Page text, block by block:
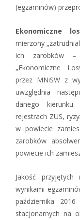
(egzaminów)
Ekonomiczne
mierzony
ich zarobków –
„Ekonomiczne
przez MNiSW z
uwzględnia
danego
rejestrach ZUS,
w powiecie
zarobków
powiecie ich
Jakość
wynikami
października
stacjonarnych na